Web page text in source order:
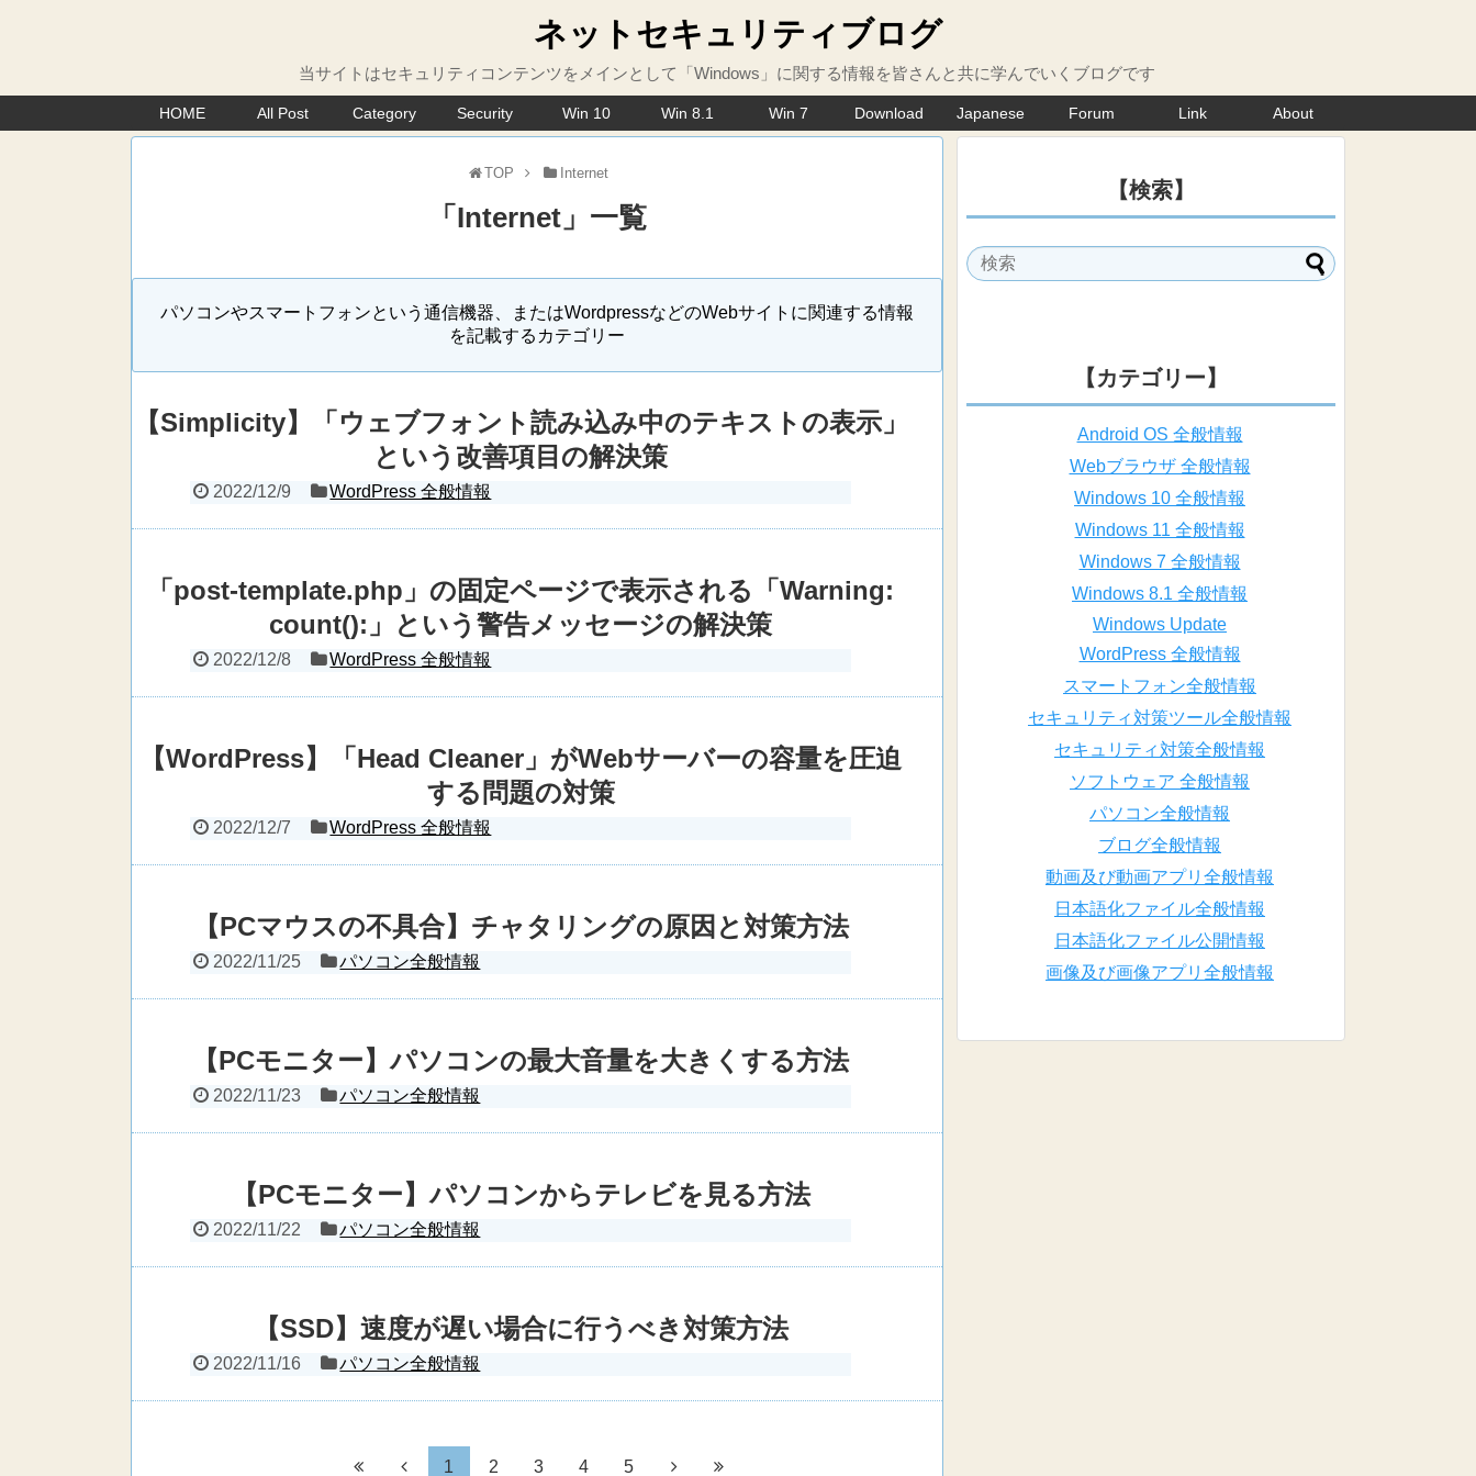
ネットセキュリティブログ
当サイトはセキュリティコンテンツをメインとして「Windows」に関する情報を皆さんと共に学んでいくブログです
HOME All Post Category Security Win 10 Win 8.1 Win 7 Download Japanese Forum Link About
TOP Internet
「 Internet」 一覧
パソコンやスマートフォンという通信機器、またはWordpressなどのWebサイトに関連する情報
を記載するカテゴリー
【Simplicity】「ウェブフォント読み込み中のテキストの表示」
という改善項目の解決策
2022/12/9 WordPress 全般情報
「post-template.php」の固定ページで表示される「Warning:
count():」という警告メッセージの解決策
2022/12/8 WordPress 全般情報
【WordPress】「Head Cleaner」がWebサーバーの容量を圧迫
する問題の対策
2022/12/7 WordPress 全般情報
【PCマウスの不具合】チャタリングの原因と対策方法
2022/11/25 パソコン全般情報
【PCモニター】パソコンの最大音量を大きくする方法
2022/11/23 パソコン全般情報
【PCモニター】パソコンからテレビを見る方法
2022/11/22 パソコン全般情報
【SSD】速度が遅い場合に行うべき対策方法
2022/11/16 パソコン全般情報
1 2 3 4 5
【検索】
【カテゴリー】
Android OS 全般情報
Webブラウザ 全般情報
Windows 10 全般情報
Windows 11 全般情報
Windows 7 全般情報
Windows 8.1 全般情報
Windows Update
WordPress 全般情報
スマートフォン全般情報
セキュリティ対策ツール全般情報
セキュリティ対策全般情報
ソフトウェア 全般情報
パソコン全般情報
ブログ全般情報
動画及び動画アプリ全般情報
日本語化ファイル全般情報
日本語化ファイル公開情報
画像及び画像アプリ全般情報